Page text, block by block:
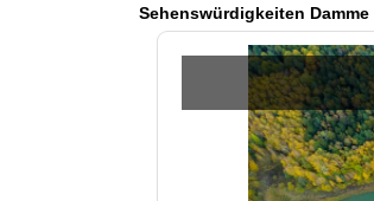
Sehenswürdigkeiten Damme